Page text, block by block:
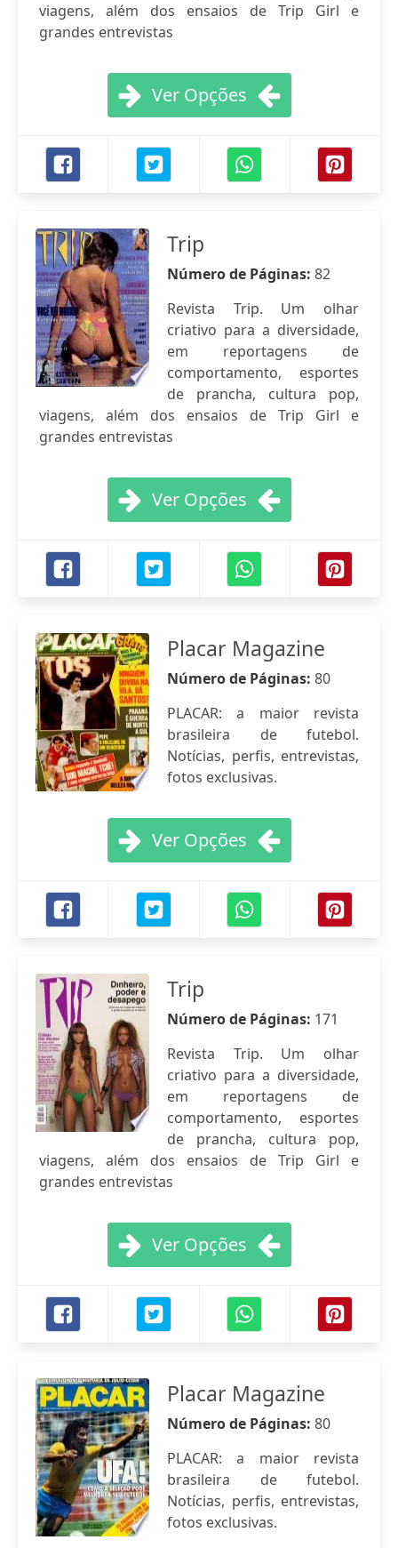
viagens, além dos ensaios de Trip Girl e
grandes entrevistas
Ver Opções
Trip
Número de Páginas: 82
Revista Trip. Um olhar
criativo para a diversidade,
em reportagens de
comportamento, esportes
de prancha, cultura pop,
viagens, além dos ensaios de Trip Girl e
grandes entrevistas
Ver Opções
Placar Magazine
Número de Páginas: 80
PLACAR: a maior revista
brasileira de futebol.
Notícias, perfis, entrevistas,
fotos exclusivas.
Ver Opções
Trip
Número de Páginas: 171
Revista Trip. Um olhar
criativo para a diversidade,
em reportagens de
comportamento, esportes
de prancha, cultura pop,
viagens, além dos ensaios de Trip Girl e
grandes entrevistas
Ver Opções
Placar Magazine
Número de Páginas: 80
PLACAR: a maior revista
brasileira de futebol.
Notícias, perfis, entrevistas,
fotos exclusivas.